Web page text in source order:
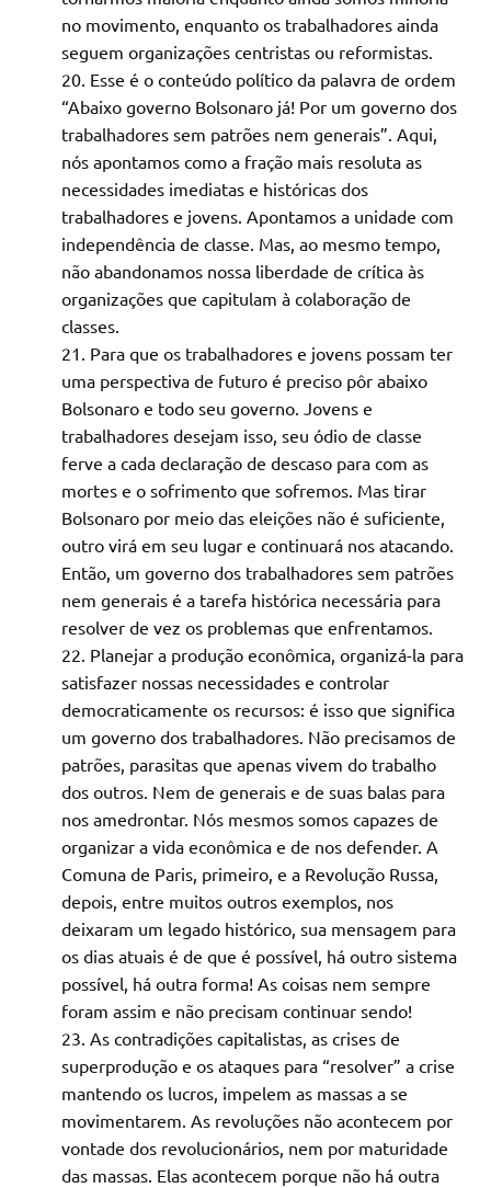
no movimento, enquanto os trabalhadores ainda
seguem organizações centristas ou reformistas.
Esse é o conteúdo político da palavra de ordem
“Abaixo governo Bolsonaro já! Por um governo dos
trabalhadores sem patrões nem generais”. Aqui,
nós apontamos como a fração mais resoluta as
necessidades imediatas e históricas dos
trabalhadores e jovens. Apontamos a unidade com
independência de classe. Mas, ao mesmo tempo,
não abandonamos nossa liberdade de crítica às
organizações que capitulam à colaboração de
classes.
Para que os trabalhadores e jovens possam ter
uma perspectiva de futuro é preciso pôr abaixo
Bolsonaro e todo seu governo. Jovens e
trabalhadores desejam isso, seu ódio de classe
ferve a cada declaração de descaso para com as
mortes e o sofrimento que sofremos. Mas tirar
Bolsonaro por meio das eleições não é suficiente,
outro virá em seu lugar e continuará nos atacando.
Então, um governo dos trabalhadores sem patrões
nem generais é a tarefa histórica necessária para
resolver de vez os problemas que enfrentamos.
Planejar a produção econômica, organizá-la para
satisfazer nossas necessidades e controlar
democraticamente os recursos: é isso que significa
um governo dos trabalhadores. Não precisamos de
patrões, parasitas que apenas vivem do trabalho
dos outros. Nem de generais e de suas balas para
nos amedrontar. Nós mesmos somos capazes de
organizar a vida econômica e de nos defender. A
Comuna de Paris, primeiro, e a Revolução Russa,
depois, entre muitos outros exemplos, nos
deixaram um legado histórico, sua mensagem para
os dias atuais é de que é possível, há outro sistema
possível, há outra forma! As coisas nem sempre
foram assim e não precisam continuar sendo!
As contradições capitalistas, as crises de
superprodução e os ataques para “resolver” a crise
mantendo os lucros, impelem as massas a se
movimentarem. As revoluções não acontecem por
vontade dos revolucionários, nem por maturidade
das massas. Elas acontecem porque não há outra